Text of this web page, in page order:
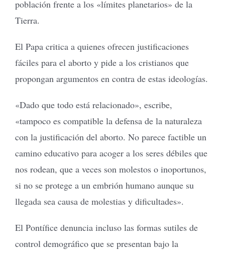
población frente a los «límites planetarios» de la
Tierra.
El Papa critica a quienes ofrecen justificaciones
fáciles para el aborto y pide a los cristianos que
propongan argumentos en contra de estas ideologías.
«Dado que todo está relacionado», escribe,
«tampoco es compatible la defensa de la naturaleza
con la justificación del aborto. No parece factible un
camino educativo para acoger a los seres débiles que
nos rodean, que a veces son molestos o inoportunos,
si no se protege a un embrión humano aunque su
llegada sea causa de molestias y dificultades».
El Pontífice denuncia incluso las formas sutiles de
control demográfico que se presentan bajo la